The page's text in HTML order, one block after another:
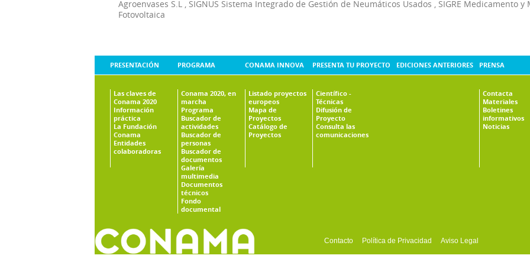
Agroenvases S.L
SIGNUS Sistema Integrado de Gestión de Neumáticos Usados SIGRE Medicamento
Fotovoltaica
PRESENTACIÓN
Las claves de
Conama 2020
Información
práctica
La Fundación
Conama
Entidades
colaboradoras
PROGRAMA
Conama 2020, en
marcha
Programa
Buscador de
actividades
Buscador de
personas
Buscador de
documentos
Galería
multimedia
Documentos
técnicos
Fondo
documental
CONAMA INNOVA
Listado proyectos
europeos
Mapa de
Proyectos
Catálogo de
Proyectos
PRESENTA TU PROYECTO
Científico -
Técnicas
Difusión de
Proyecto
Consulta las
comunicaciones
EDICIONES ANTERIORES PRENSA
Contacta
Materiales
Boletines
informativos
Noticias
Contacto Política de Privacidad Aviso Legal